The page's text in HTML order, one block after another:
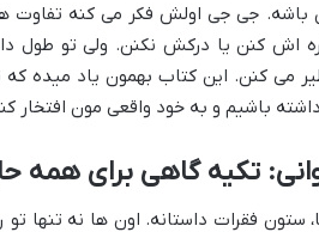
باشه. جی جی اولش فکر می کنه تفاوت
اش کنن یا درکش نکنن. ولی تو طول
می کنن. این کتاب بهمون یاد میده
باشیم و به خود واقعی مون افتخار
تکیه گاهی برای همه
ستون فقرات داستانه. اون ها نه